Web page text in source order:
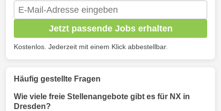
Jetzt passende Jobs erhalten
Kostenlos. Jederzeit mit einem Klick abbestellbar.
Häufig gestellte Fragen
Wie viele freie Stellenangebote gibt es für NX in
Dresden?